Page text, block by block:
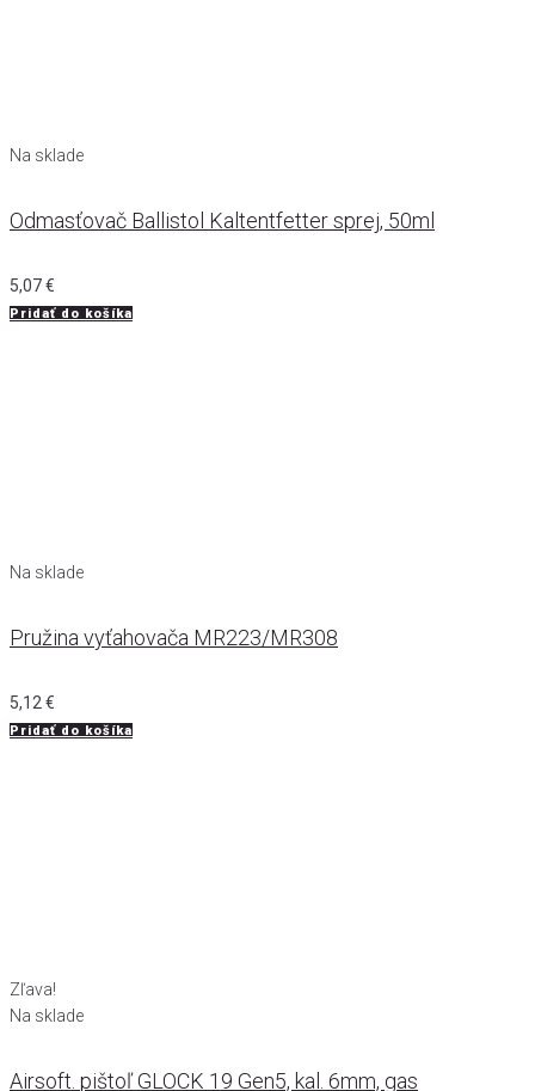
Na sklade
Odmasťovač Ballistol Kaltentfetter sprej, 50ml
5,07€
Pridať do košíka
Na sklade
Pružina vyťahovača MR223/MR308
5,12 €
Pridať do košíka
Zľava!
Na sklade
Airsoft. pištoľ GLOCK 19 Gen5, kal. 6mm, gas